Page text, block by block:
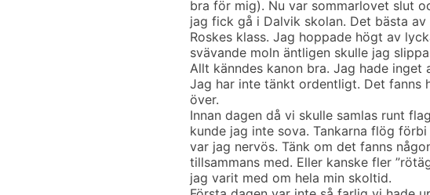
bra för mig). Nu var sommarlovet slut
jag fick gå i Dalvik skolan. Det bästa
Roskes klass. Jag hoppade högt av
svävande moln äntligen skulle jag
Allt känndes kanon bra. Jag hade
Jag har inte tänkt ordentligt. Det fanns
över.
Innan dagen då vi skulle samlas runt
kunde jag inte sova. Tankarna flög
var jag nervös. Tänk om det fanns
tillsammans med. Eller kanske fler
jag varit med om hela min skoltid.